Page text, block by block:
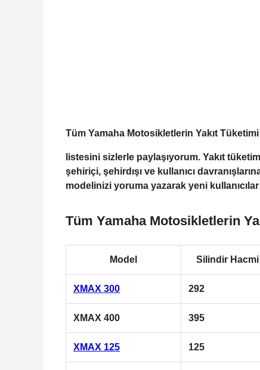
Tüm Yamaha Motosikletlerin Yakıt Tüketimi
listesini sizlerle paylaşıyorum. Yakıt
şehiriçi, şehirdışı ve kullanıcı
modelinizi yoruma yazarak yeni
Tüm Yamaha Motosikletlerin
Model Silindir Hacmi
XMAX 300 292
XMAX 400 395
XMAX 125 125